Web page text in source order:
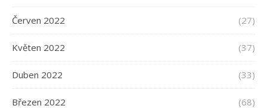
Červen 2022 (27)
Květen 2022 (37)
Duben 2022 (33)
Březen 2022 (68)